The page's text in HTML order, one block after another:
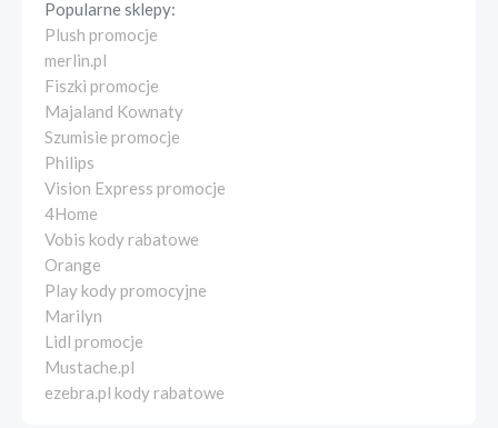
Popularne sklepy:
Plush promocje
merlin.pl
Fiszki promocje
Majaland Kownaty
Szumisie promocje
Philips
Vision Express promocje
4Home
Vobis kody rabatowe
Orange
Play kody promocyjne
Marilyn
Lidl promocje
Mustache.pl
ezebra.pl kody rabatowe